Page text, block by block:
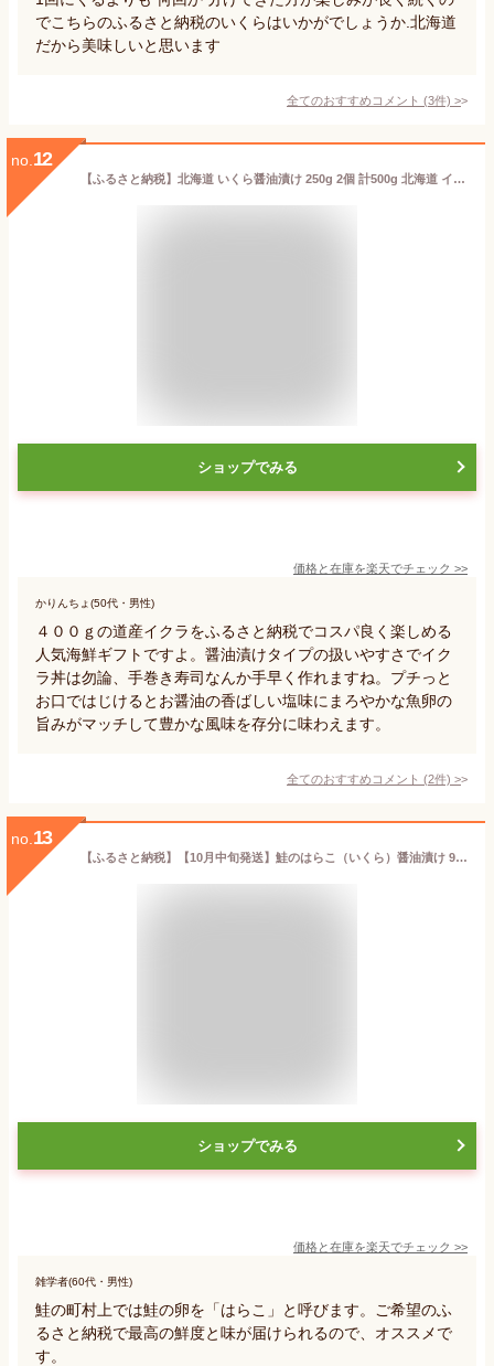
でこちらのふるさと納税のいくらはいかがでしょうか.北海道
だから美味しいと思います
全てのおすすめコメント (3件) >
no. 12
【ふるさと納税】北海道 いくら醤油漬け 250g 2個 計500g 北海道 イクラ醤油漬け 小分け いくら 国産 イクラ 海鮮 魚介 魚卵 海産物 醤油漬け 鮭いくら 新鮮 寿司 刺身 おかず おつまみ 贅沢 お取り寄せ グルメ 贈り物 ギフト お届け：2025年2月より順次出荷
ショップでみる
価格と在庫を楽天でチェック >>
かりんちょ(50代・男性)
４００ｇの道産イクラをふるさと納税でコスパ良く楽しめる
人気海鮮ギフトですよ。醤油漬けタイプの扱いやすさでイク
ラ丼は勿論、手巻き寿司なんか手早く作れますね。プチっと
お口ではじけるとお醤油の香ばしい塩味にまろやかな魚卵の
旨みがマッチして豊かな風味を存分に味わえます。
全てのおすすめコメント (2件) >
no. 13
【ふるさと納税】【10月中旬発送】鮭のはらこ（いくら）醤油漬け 90g×2個入り 魚卵 鮭卵 魚 魚介 新潟県 村上市 B4105
ショップでみる
価格と在庫を楽天でチェック >>
雑学者(60代・男性)
鮭の町村上では鮭の卵を「はらこ」と呼びます。ご希望のふ
るさと納税で最高の鮮度と味が届けられるので、オススメで
す。